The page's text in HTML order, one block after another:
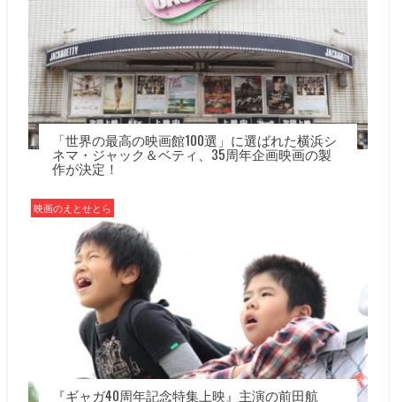
「世界の最高の映画館100選」に選ばれた横浜シ
ネマ・ジャック＆ベティ、35周年企画映画の製
作が決定！
映画のえとせとら
『ギャガ40周年記念特集上映』主演の前田航